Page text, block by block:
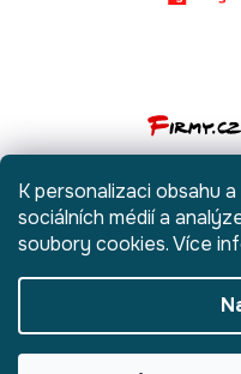
K personalizaci obsahu
sociálních médií a
soubory cookies. Více